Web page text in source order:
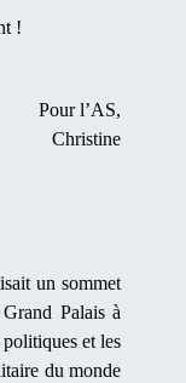
!
Pour l’AS,
Christine
un sommet
Palais à
et les
du monde